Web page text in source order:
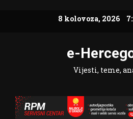
8 kolovoza, 2026
e-
Vijesti, teme,